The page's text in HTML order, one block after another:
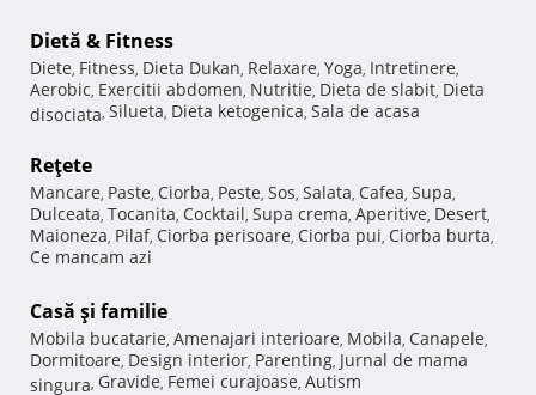
Dietă & Fitness
Diete, Fitness, Dieta Dukan, Relaxare, Yoga, Intretinere,
Aerobic, Exercitii abdomen, Nutritie, Dieta de slabit, Dieta
disociata, Silueta, Dieta ketogenica, Sala de acasa
Reţete
Mancare, Paste, Ciorba, Peste, Sos, Salata, Cafea, Supa,
Dulceata, Tocanita, Cocktail, Supa crema, Aperitive, Desert,
Maioneza, Pilaf, Ciorba perisoare, Ciorba pui, Ciorba burta,
Ce mancam azi
Casă şi familie
Mobila bucatarie, Amenajari interioare, Mobila, Canapele,
Dormitoare, Design interior, Parenting, Jurnal de mama
singura, Gravide, Femei curajoase, Autism